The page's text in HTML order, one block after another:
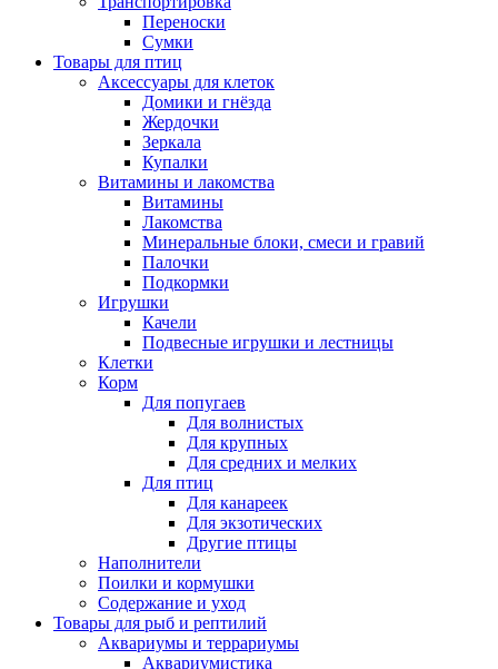
Переноски
Сумки
Товары для птиц
Аксессуары для клеток
Домики и гнёзда
Жердочки
Зеркала
Купалки
Витамины и лакомства
Витамины
Лакомства
Минеральные блоки, смеси и гравий
Палочки
Подкормки
Игрушки
Качели
Подвесные игрушки и лестницы
Клетки
Корм
Для попугаев
Для волнистых
Для крупных
Для средних и мелких
Для птиц
Для канареек
Для экзотических
Другие птицы
Наполнители
Поилки и кормушки
Содержание и уход
Товары для рыб и рептилий
Аквариумы и террариумы
Аквариумистика